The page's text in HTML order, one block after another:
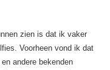
zien is dat ik vaker
Voorheen vond ik dat
andere bekenden